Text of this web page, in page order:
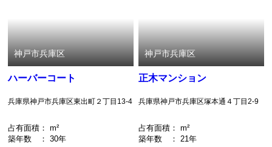
神戸市兵庫区
ハーバーコート
兵庫県神戸市兵庫区東出町２丁目13-4
占有面積 ： m²
築年数
： 30年
神戸市兵庫区
正木マンション
兵庫県神戸市兵庫区塚本通４丁目2-9
占有面積 ： m²
築年数
： 21年